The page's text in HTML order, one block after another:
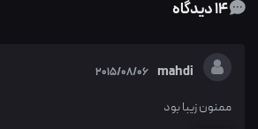
mahdi
2015/08/06
ممنون زیبا بود